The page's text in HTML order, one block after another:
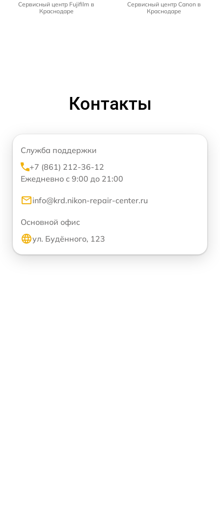
Сервисный центр Fujifilm в
Краснодаре
Сервисный центр Canon в
Краснодаре
Контакты
Служба поддержки
+7 (861) 212-36-12
Ежедневно с 9:00 до 21:00
info@krd.nikon-repair-center.ru
Основной офис
ул. Будённого, 123